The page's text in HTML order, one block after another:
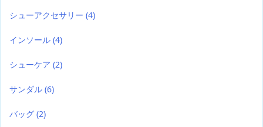
シューアクセサリー (4)
インソール (4)
シューケア (2)
サンダル (6)
バッグ (2)